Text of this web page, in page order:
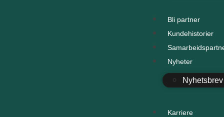
Bli partner
Kundehistorier
Nyheter
Nyhetsbrev
Karriere